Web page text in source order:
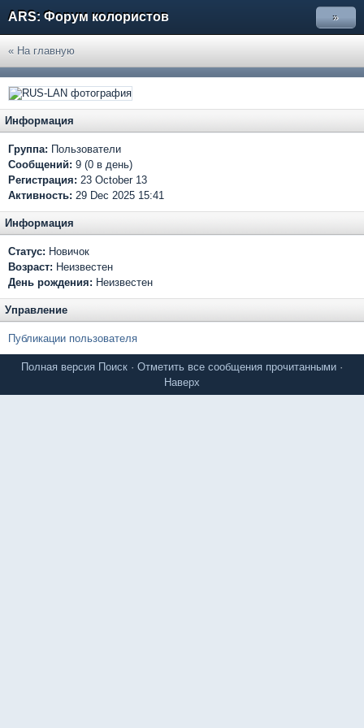
ARS: Форум колористов »
« На главную
Информация
Группа: Пользователи
Сообщений: 9 (0 в день)
Регистрация: 23 October 13
Активность: 29 Dec 2025 15:41
Информация
Статус: Новичок
Возраст: Неизвестен
День рождения: Неизвестен
Управление
Публикации пользователя
Полная версия Поиск · Отметить все сообщения прочитанными ·
Наверх